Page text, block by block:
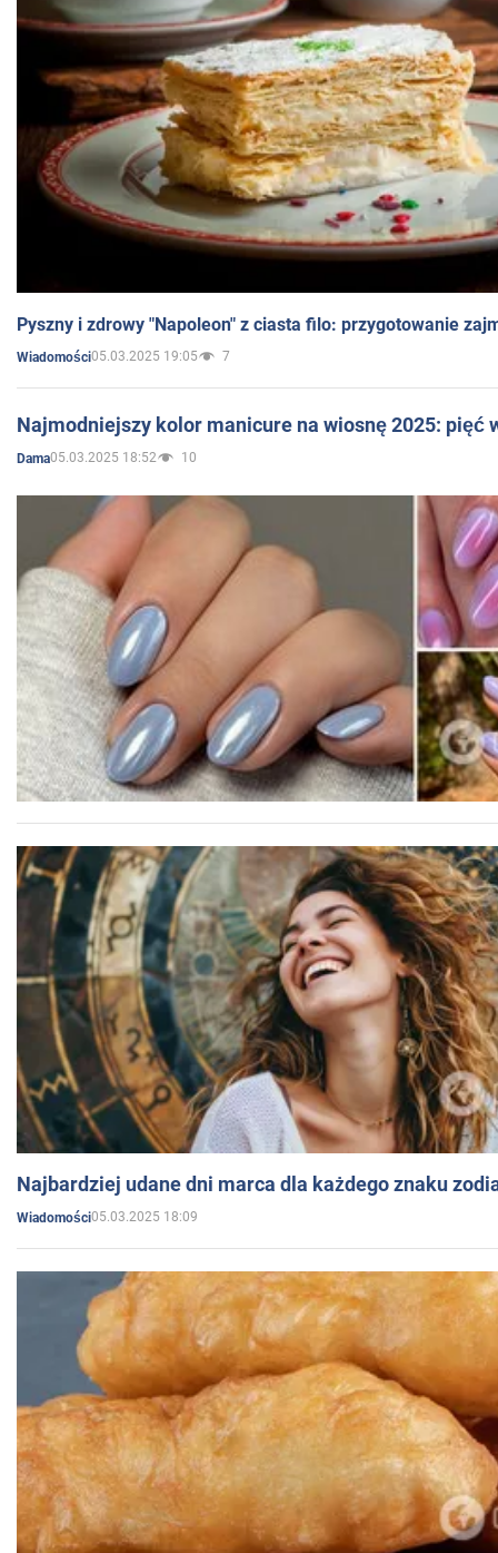
Pyszny i zdrowy "Napoleon" z ciasta filo: przygotowanie
Wiadomości05.03.2025 19:05 7
Najmodniejszy kolor manicure na wiosnę 2025: pięć
Dama05.03.2025 18:52 10
Najbardziej udane dni marca dla każdego znaku
Wiadomości05.03.2025 18:09